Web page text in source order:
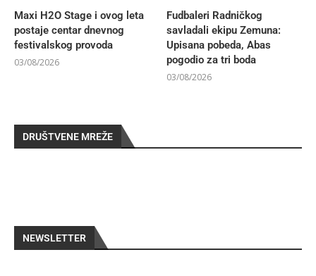
Maxi H2O Stage i ovog leta
postaje centar dnevnog
festivalskog provoda
03/08/2026
Fudbaleri Radničkog
savladali ekipu Zemuna:
Upisana pobeda, Abas
pogodio za tri boda
03/08/2026
DRUŠTVENE MREŽE
NEWSLETTER